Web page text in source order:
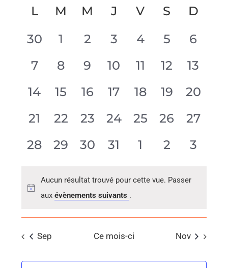
date.
Calendrier
Évènements
L M M J V S
D
0
évènement,
30
0
évènement,
1
0
évènement,
2
0
évènement,
3
0
évènement,
4
0
5
0
6
0
évènement,
7
0
évènement,
8
0
évènement,
9
0
évènement,
10
0
évènement,
11
0
12
0
13
0
évènement,
14
0
évènement,
15
0
évènement,
16
0
évènement,
17
0
évènement,
18
0
19
0
20
0
évènement,
21
0
évènement,
22
0
évènement,
23
0
évènement,
24
0
évènement,
25
0
26
0
27
0
28
0
29
0
30
0
31
0
1
0
2
0
3
Aucun résultat trouvé pour cette vue. Passer
auxévènements suivants .
Sep Ce mois-ci Nov